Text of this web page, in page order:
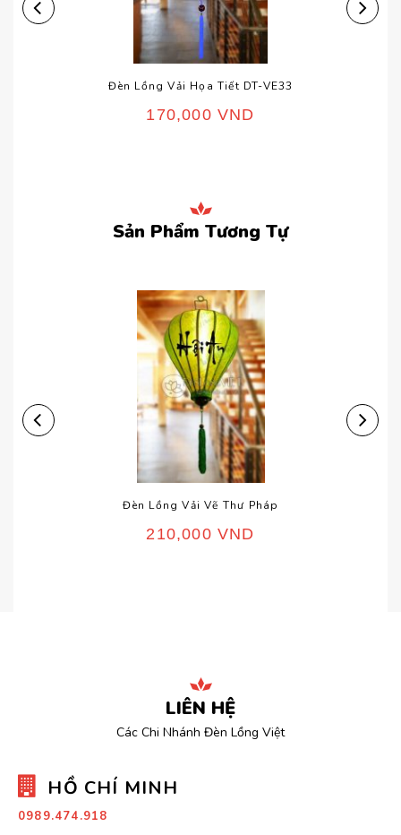
Đèn Lồng Vải Họa Tiết DT-VE33
170,000 VND
Sản Phẩm Tương Tự
Đèn Lồng Vải Vẽ Thư Pháp
210,000 VND
LIÊN HỆ
Các Chi Nhánh Đèn Lồng Việt
HỒ CHÍ MINH
0989.474.918